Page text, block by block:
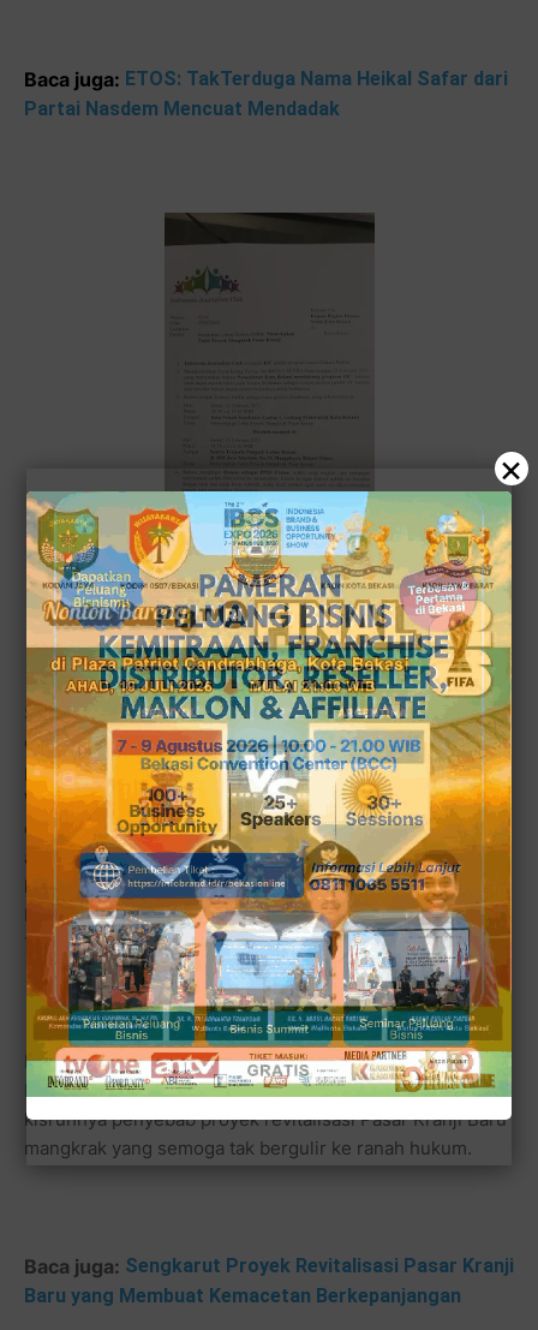
Baca juga: ETOS: TakTerduga Nama Heikal Safar dari
Partai Nasdem Mencuat Mendadak
Setelah diskusi terbuka secara publik yang diprakarsai
oleh IJC (Indonesia Journalist Club) dan mengundang
pihak terkait, seperti pihak pemkot dalam hal ini Plt
Walikota, Tri Adhianto, kemudian jajaran instansi serta
dinas terkait dan beberapa tokoh masyarakat seperti
aktivis yang cukup vokal, Nyimas Sakuntala Dewi dan
lainnya, pada Jumat 24 Feb 2023 lalu, di Sentra Terpadu
Pangudi Luhur, Jl. Joyo Martono 19, Margahayu, Bekasi
Timur.
Kini isu panas ini bergulir ke ranah publik dan mulai
beberapa tokoh tampil ikut berbicara menyikapi masalah
kisruhnya penyebab proyek revitalisasi Pasar Kranji Baru
mangkrak yang semoga tak bergulir ke ranah hukum.
Baca juga: Sengkarut Proyek Revitalisasi Pasar Kranji
Baru yang Membuat Kemacetan Berkepanjangan
×